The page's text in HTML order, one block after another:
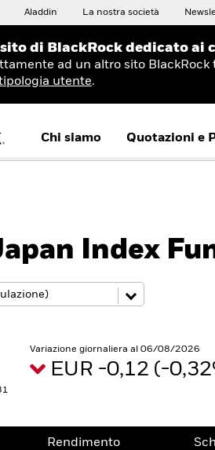
Aladdin La nostra società
sito di BlackRock dedicato
ad un altro sito
utente.
Chi siamo Quotazioni e
Index
Variazione giornaliera al 06/08/2026
EUR -0,12 (-
Rendimento